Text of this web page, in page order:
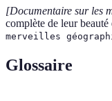
[Documentaire sur les
complète de leur
merveilles
Glossaire